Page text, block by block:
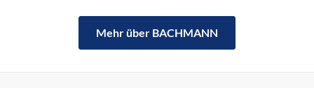
Mehr über BACHMANN